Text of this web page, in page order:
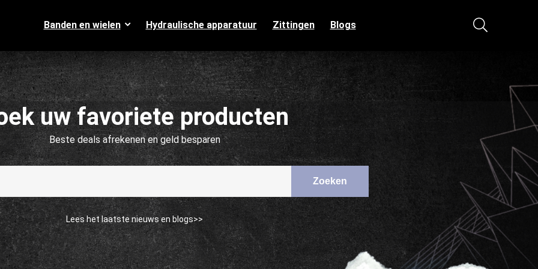
Banden en wielen Hydraulische apparatuur Zittingen Blogs
uw favoriete producten
Beste deals afrekenen en geld besparen
Zoeken
Lees het laatste nieuws en blogs>>